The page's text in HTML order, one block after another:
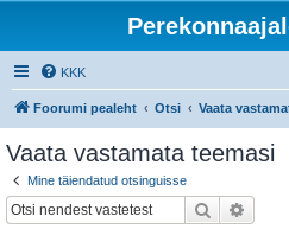
KKK
Foorumi pealeht Otsi Vaata
Vaata vastamata teemasi
Mine täiendatud otsinguisse
Otsi